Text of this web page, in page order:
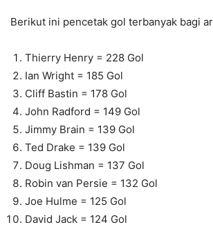
Berikut ini pencetak gol terbanyak bagi
Thierry Henry = 228 Gol
Ian Wright = 185 Gol
Cliff Bastin = 178 Gol
John Radford = 149 Gol
Jimmy Brain = 139 Gol
Ted Drake = 139 Gol
Doug Lishman = 137 Gol
Robin van Persie = 132 Gol
Joe Hulme = 125 Gol
David Jack = 124 Gol